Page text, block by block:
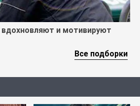
и мотивируют
Все подборки